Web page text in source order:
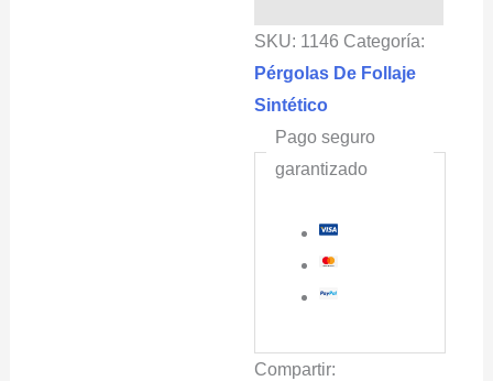
blanca
cantidad
SKU: 1146 Categoría:
Pérgolas De Follaje
Sintético
Pago seguro
garantizado
Compartir: